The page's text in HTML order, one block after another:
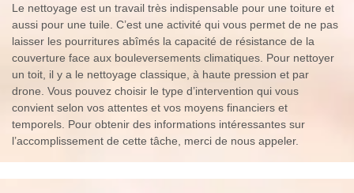
Le nettoyage est un travail très indispensable pour une toiture et
aussi pour une tuile. C’est une activité qui vous permet de ne pas
laisser les pourritures abîmés la capacité de résistance de la
couverture face aux bouleversements climatiques. Pour nettoyer
un toit, il y a le nettoyage classique, à haute pression et par
drone. Vous pouvez choisir le type d’intervention qui vous
convient selon vos attentes et vos moyens financiers et
temporels. Pour obtenir des informations intéressantes sur
l’accomplissement de cette tâche, merci de nous appeler.